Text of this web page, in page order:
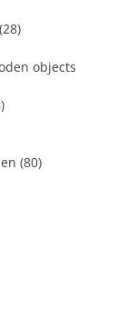
(28)
objects
(80)